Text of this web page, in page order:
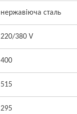
нержавіюча сталь
220/380 V
400
515
295